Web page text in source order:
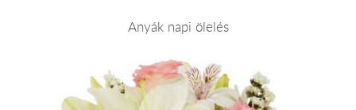
Anyák napi ölelés